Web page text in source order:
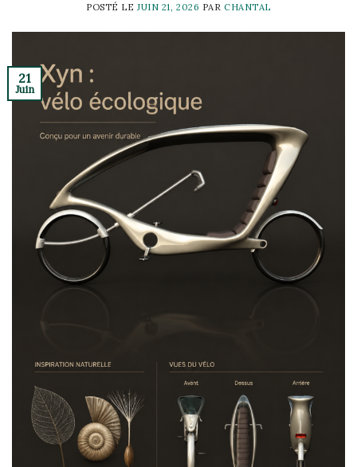
POSTÉ LEJUIN 21, 2026 PARCHANTAL
21
Juin